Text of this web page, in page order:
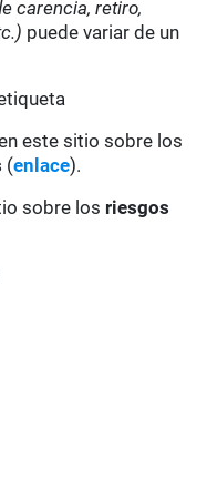
carencia, retiro,
puede variar de un
este sitio sobre los
(enlace).
sobre los riesgos